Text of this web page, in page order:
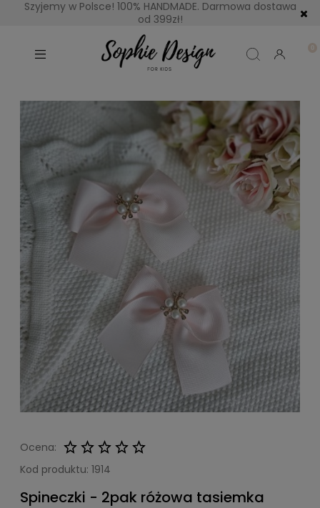
Szyjemy w Polsce! 100% HANDMADE. Darmowa dostawa
od 399zł!
Ocena:
Kod produktu: 1914
Spineczki - 2pak różowa tasiemka